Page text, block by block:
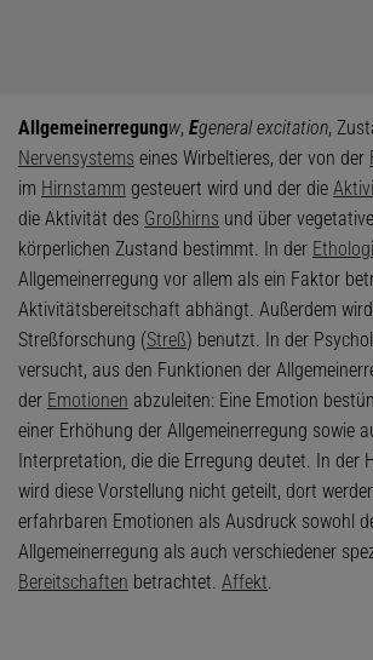
Allgemeinerregungw, Egeneral excitation,
Nervensystems eines Wirbeltieres, der von der
im Hirnstamm gesteuert wird und der die
die Aktivität des Großhirns und über
körperlichen Zustand bestimmt. In der
Allgemeinerregung vor allem als ein Faktor
Aktivitätsbereitschaft abhängt. Außerdem
Streßforschung (Streß) benutzt. In der
versucht, aus den Funktionen der
der Emotionen abzuleiten: Eine Emotion
einer Erhöhung der Allgemeinerregung sowie
Interpretation, die die Erregung deutet. In der
wird diese Vorstellung nicht geteilt, dort
erfahrbaren Emotionen als Ausdruck sowohl
Allgemeinerregung als auch verschiedener
Bereitschaften betrachtet. Affekt.